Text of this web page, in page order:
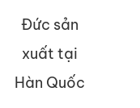
Đức sản
xuất tại
Hàn Quốc